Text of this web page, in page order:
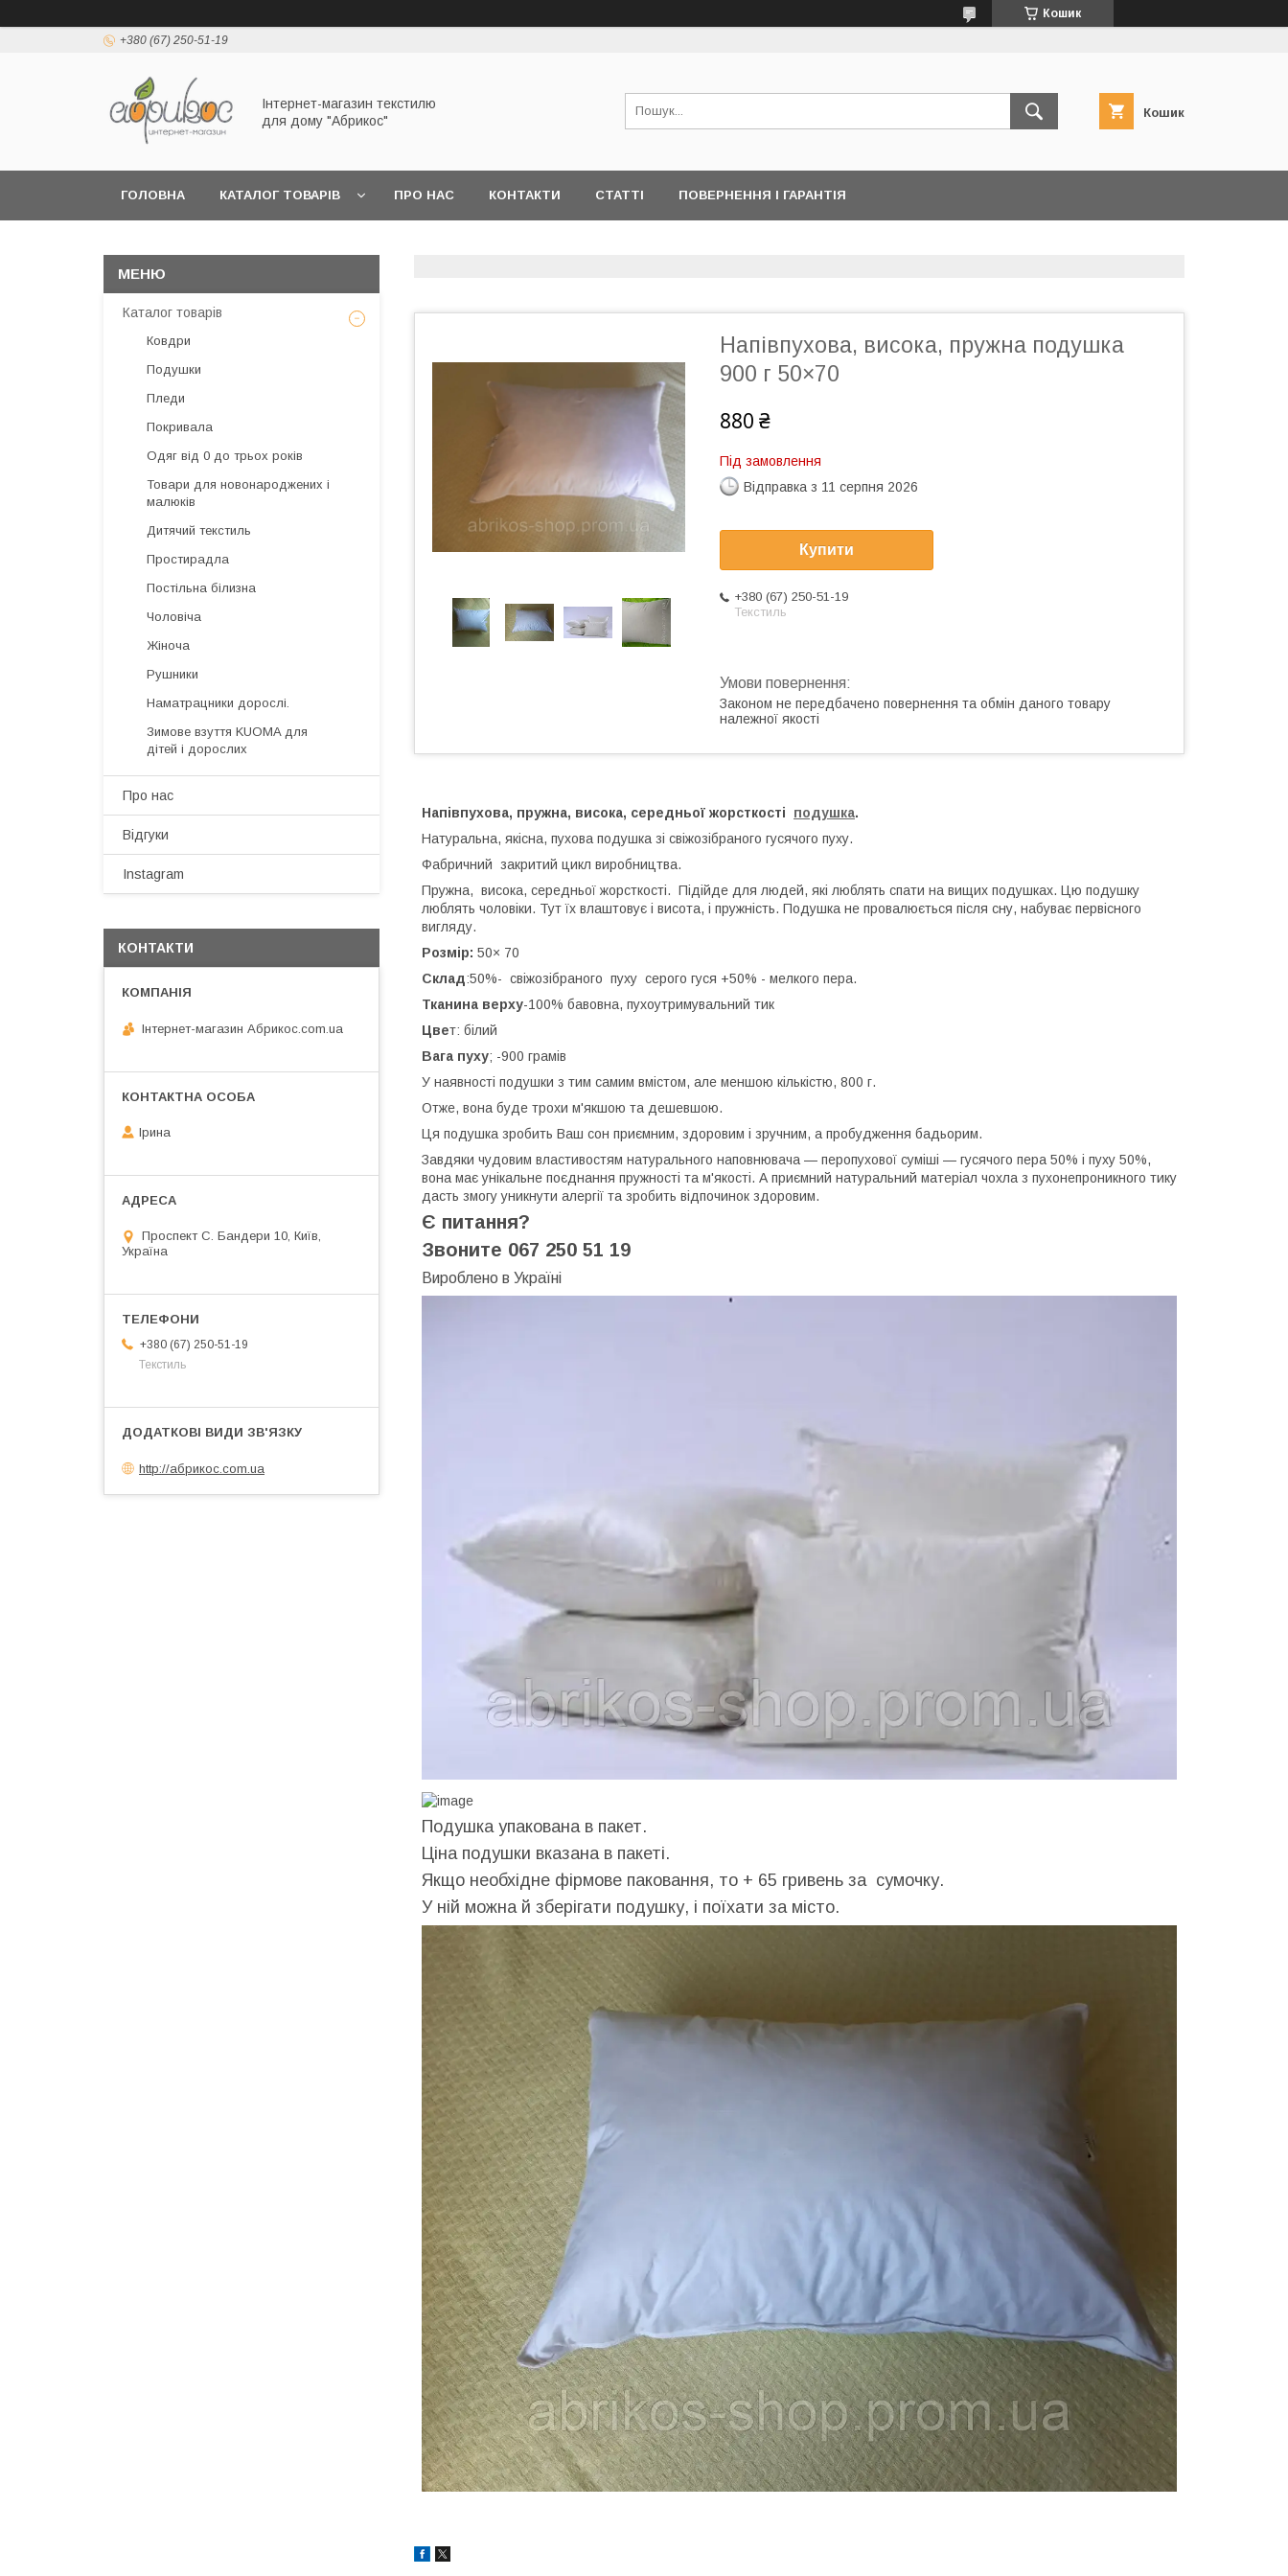
Кошик
+380 (67) 250-51-19
Інтернет-магазин текстилю
для дому "Абрикос"
Кошик
ГОЛОВНА КАТАЛОГ ТОВАРІВ ПРО НАС КОНТАКТИ СТАТТІ ПОВЕРНЕННЯ І ГАРАНТІЯ
Напівпухова, висока, пружна подушка
900 г 50×70
880 ₴
Під замовлення
Відправка з 11 серпня 2026
Купити
+380 (67) 250-51-19
Текстиль
Законом не передбачено повернення та обмін даного товару
належної якості
Напівпухова, пружна, висока, середньої жорсткості подушка.
Натуральна, якісна, пухова подушка зі свіжозібраного гусячого пуху.
Фабричний закритий цикл виробництва.
Пружна, висока, середньої жорсткості. Підійде для людей, які люблять спати на вищих подушках. Цю подушку
люблять чоловіки. Тут їх влаштовує і висота, і пружність. Подушка не провалюється після сну, набуває первісного
вигляду.
Розмір: 50× 70
Склад:50%- свіжозібраного пуху серого гуся +50% - мелкого пера.
Тканина верху-100% бавовна, пухоутримувальний тик
Цвет: білий
Вага пуху; -900 грамів
У наявності подушки з тим самим вмістом, але меншою кількістю, 800 г.
Отже, вона буде трохи м'якшою та дешевшою.
Ця подушка зробить Ваш сон приємним, здоровим і зручним, а пробудження бадьорим.
Завдяки чудовим властивостям натурального наповнювача — перопухової суміші — гусячого пера 50% і пуху 50%,
вона має унікальне поєднання пружності та м'якості. А приємний натуральний матеріал чохла з пухонепроникного тику
дасть змогу уникнути алергії та зробить відпочинок здоровим.
Є питання?
Звоните 067 250 51 19
Вироблено в Україні
Подушка упакована в пакет.
Ціна подушки вказана в пакеті.
Якщо необхідне фірмове паковання, то + 65 гривень за сумочку.
У ній можна й зберігати подушку, і поїхати за місто.
Каталог товарів
Ковдри
Подушки
Пледи
Покривала
Одяг від 0 до трьох років
Товари для новонароджених і
малюків
Дитячий текстиль
Простирадла
Постільна білизна
Чоловіча
Жіноча
Рушники
Наматрацники дорослі.
Зимове взуття KUOMA для
дітей і дорослих
Про нас
Відгуки
Instagram
КОНТАКТИ
Інтернет-магазин Абрикос.com.ua
Ірина
Проспект С. Бандери 10, Київ,
Україна
+380 (67) 250-51-19
Текстиль
http://абрикос.com.ua